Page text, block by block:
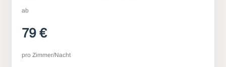
ab
79 €
pro Zimmer/Nacht